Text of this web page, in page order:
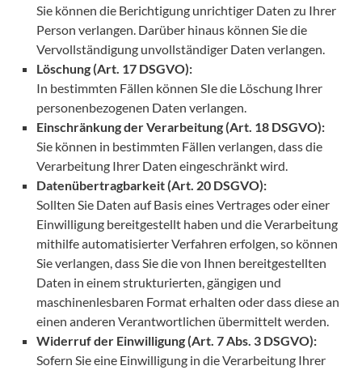
Sie können die Berichtigung unrichtiger Daten zu Ihrer
Person verlangen. Darüber hinaus können Sie die
Vervollständigung unvollständiger Daten verlangen.
Löschung (Art. 17 DSGVO):
In bestimmten Fällen können SIe die Löschung Ihrer
personenbezogenen Daten verlangen.
Einschränkung der Verarbeitung (Art. 18 DSGVO):
Sie können in bestimmten Fällen verlangen, dass die
Verarbeitung Ihrer Daten eingeschränkt wird.
Datenübertragbarkeit (Art. 20 DSGVO):
Sollten Sie Daten auf Basis eines Vertrages oder einer
Einwilligung bereitgestellt haben und die Verarbeitung
mithilfe automatisierter Verfahren erfolgen, so können
Sie verlangen, dass Sie die von Ihnen bereitgestellten
Daten in einem strukturierten, gängigen und
maschinenlesbaren Format erhalten oder dass diese an
einen anderen Verantwortlichen übermittelt werden.
Widerruf der Einwilligung (Art. 7 Abs. 3 DSGVO):
Sofern Sie eine Einwilligung in die Verarbeitung Ihrer